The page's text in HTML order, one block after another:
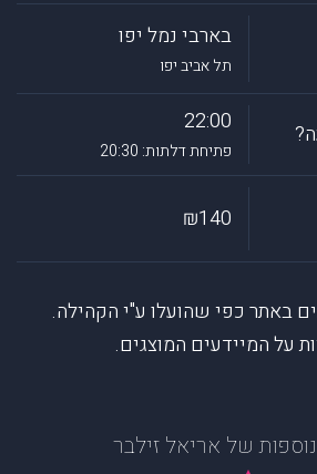
בארבי נמל יפו
תל אביב יפו
22:00
פתיחת דלתות: 20:30
₪140
באתר כפי שהועלו ע"י הקהילה.
של אריאל זילבר